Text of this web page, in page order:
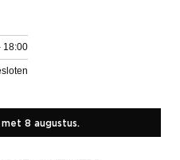
18:00
8 augustus.